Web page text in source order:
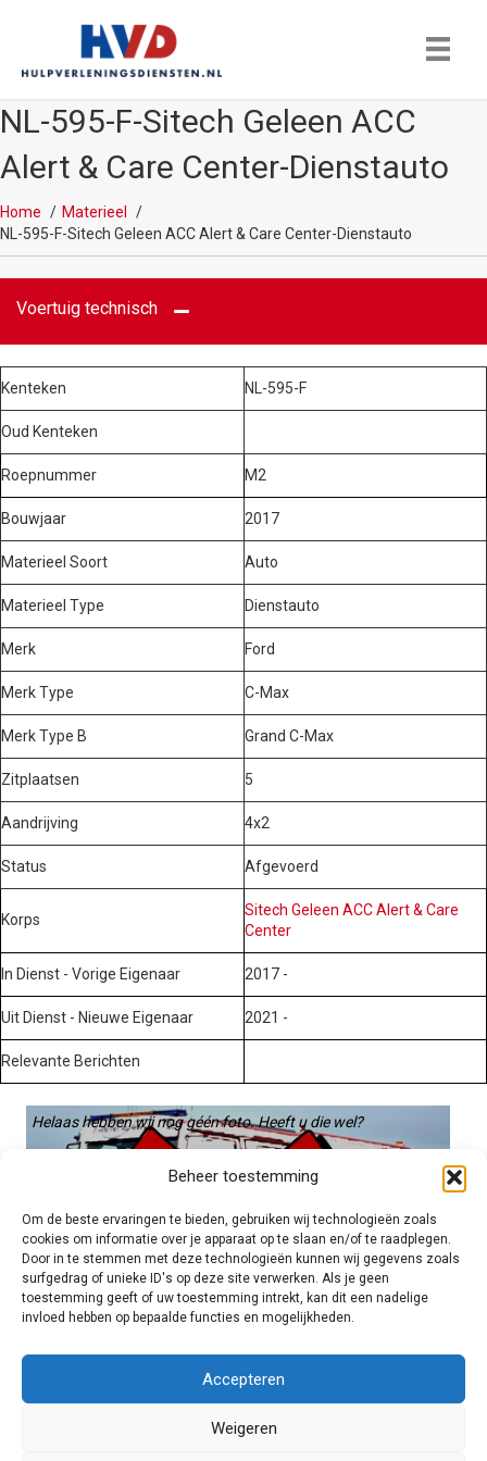
Beheer toestemming
Om de beste ervaringen te bieden, gebruiken wij technologieën zoals
cookies om informatie over je apparaat op te slaan en/of te raadplegen.
Door in te stemmen met deze technologieën kunnen wij gegevens zoals
surfgedrag of unieke ID's op deze site verwerken. Als je geen
toestemming geeft of uw toestemming intrekt, kan dit een nadelige
invloed hebben op bepaalde functies en mogelijkheden.
Accepteren
Weigeren
NL-595-F-Sitech Geleen ACC
Alert & Care Center-Dienstauto
Home
Materieel
NL-595-F-Sitech Geleen ACC Alert & Care Center-Dienstauto
Voertuig technisch
Kenteken NL-595-F
Oud Kenteken
Roepnummer M2
Bouwjaar 2017
Materieel Soort Auto
Materieel Type Dienstauto
Merk Ford
Merk Type C-Max
Merk Type B Grand C-Max
Zitplaatsen 5
Aandrijving 4x2
Status Afgevoerd
Korps
Sitech Geleen ACC Alert & Care
Center
In Dienst - Vorige Eigenaar 2017 -
Uit Dienst - Nieuwe Eigenaar 2021 -
Relevante Berichten
Helaas hebben wij nog géén foto. Heeft u die wel?
Graag gebruiken we die. Stuur hem op naar:
voertuigen@hulpverleningsdiensten.nl